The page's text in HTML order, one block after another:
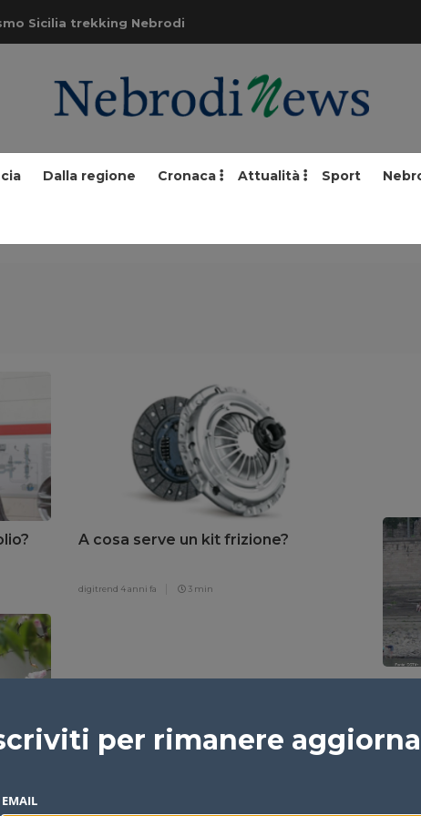
Sicilia trekking Nebrodi
Dalla regione Cronaca Attualità Sport
A cosa serve un kit frizione?
digitrend 4 anni fa 3 min
La
per rimanere
EMAIL